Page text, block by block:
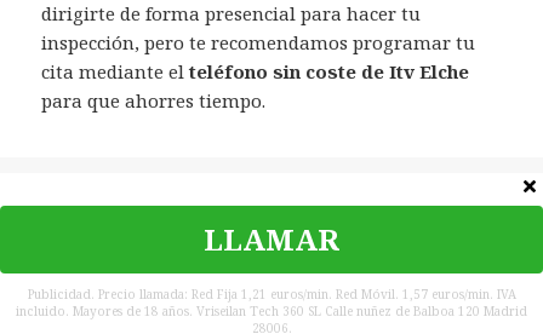
dirigirte de forma presencial para hacer tu
inspección, pero te recomendamos programar tu
cita mediante elteléfono sin coste de Itv Elche
para que ahorres tiempo.
Política de privacidad
legal
España
LLAMAR
Publicidad. Precio llamada: Red Fija 1,21 euros/min. Red Móvil. 1,57 euros/min. IVA
incluido. Mayores de 18 años. Vriseilan Tech 360 SL Calle nuñez de Balboa 120 Madrid
28006.